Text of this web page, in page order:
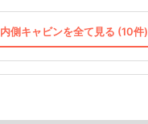
内側キャビンを全て見る (10件)